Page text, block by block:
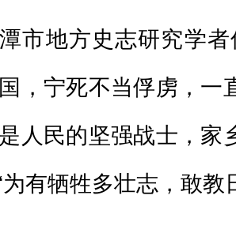
市地方史志研究学
，宁死不当俘虏，一
人民的坚强战士，家
为有牺牲多壮志，敢教